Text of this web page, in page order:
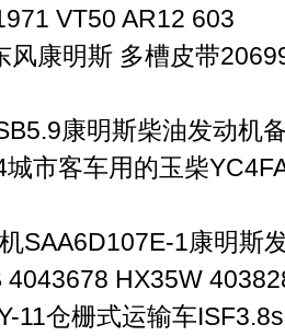
VT50 AR12 603
风康明斯 多槽皮带
康明斯柴油发动机
市客车用的玉柴
SAA6D107E-1康明斯
4043678 HX35W
11仓栅式运输车